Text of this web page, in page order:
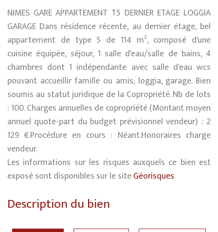
NIMES GARE APPARTEMENT T5 DERNIER ETAGE LOGGIA
GARAGE Dans résidence récente, au dernier étage, bel
appartement de type 5 de 114 m², composé d'une
cuisine équipée, séjour, 1 salle d'eau/salle de bains, 4
chambres dont 1 indépendante avec salle d'eau wcs
pouvant accueillir famille ou amis, loggia, garage. Bien
soumis au statut juridique de la Copropriété. Nb de lots
: 100. Charges annuelles de copropriété (Montant moyen
annuel quote-part du budget prévisionnel vendeur) : 2
129 €.Procédure en cours : Néant.Honoraires charge
vendeur.
Les informations sur les risques auxquels ce bien est
exposé sont disponibles sur le siteGéorisques
Description du bien